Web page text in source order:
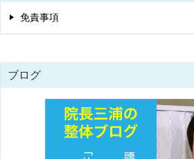
免責事項
ブログ